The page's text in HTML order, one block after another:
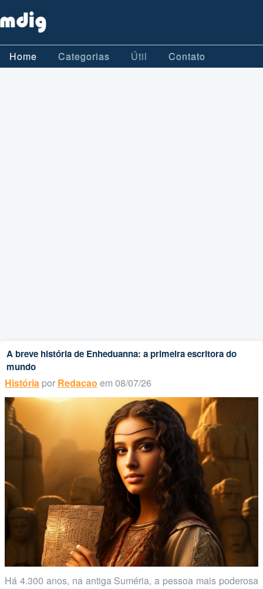
Home Categorias Útil Contato
A breve história de Enheduanna: a primeira escritora do
mundo
História por Redacao em 08/07/26
Há 4.300 anos, na antiga Suméria, a pessoa mais poderosa